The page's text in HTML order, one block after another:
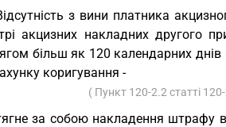
з вини платника
акцизних накладних другого
більш як 120 календарних днів
коригування -
( Пункт 120-2.2 статті
за собою накладення штрафу в